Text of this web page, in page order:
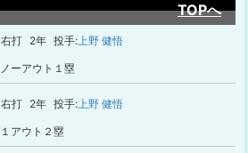
TOPへ
右打 2年 投手:上野 健悟
ノーアウト１塁
右打 2年 投手:上野 健悟
１アウト２塁